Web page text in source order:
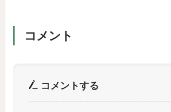
コメント
コメントする